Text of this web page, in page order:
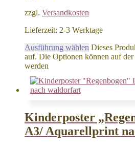
zzgl. Versandkosten
Lieferzeit: 2-3 Werktage
Ausführung wählen Dieses
auf. Die Optionen können auf
werden
Kinderposter
A3/ Aquarellprint